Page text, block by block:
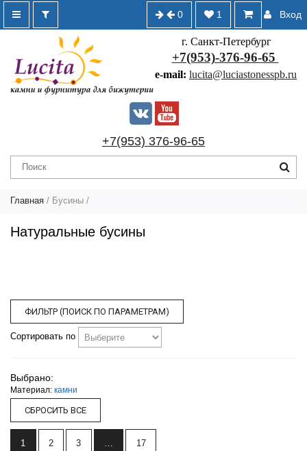
Вход
1
0
г. Санкт-Петербург
+7(953)-376-96-65
e-mail: lucita@luciastonesspb.ru
+7(953) 376-96-65
Главная / Бусины /
Натуральные бусины
ФИЛЬТР (ПОИСК ПО ПАРАМЕТРАМ)
Сортировать по
Выбрано:
Материал: камни
1 2 3 17